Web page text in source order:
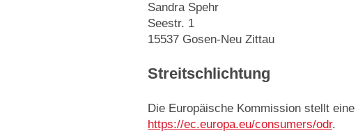
Sandra Spehr
Seestr. 1
15537 Gosen-Neu Zittau
Streitschlichtung
Die Europäische Kommission stellt
https://ec.europa.eu/consumers/odr.